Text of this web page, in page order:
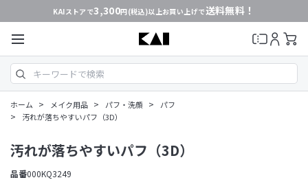
KAIストアで3,300円(税込)以上お買い上げで送料無料！
ホーム > メイク用品 > パフ・洗顔 > パフ
> 汚れが落ちやすいパフ（3D）
汚れが落ちやすいパフ（3D）
品番000KQ3249